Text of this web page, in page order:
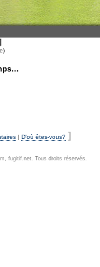
| D'où êtes-vous? ]
fugitif.net. Tous droits réservés.